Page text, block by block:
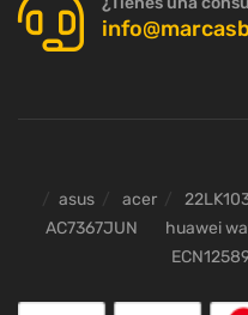
asus acer
AC7367JUN
huawei